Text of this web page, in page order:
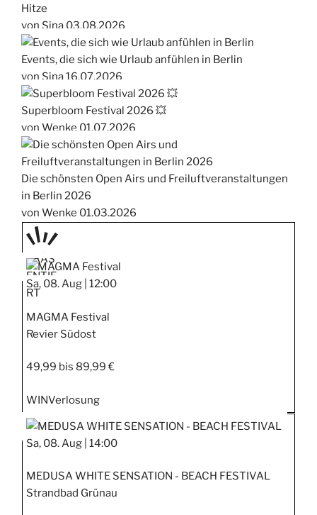
Hitze
von Sina 03.08.2026
Events, die sich wie Urlaub anfühlen in Berlin
von Sina16.07.2026
Superbloom Festival 2026 💥
von Wenke 01.07.2026
Die schönsten Open Airs und Freiluftveranstaltungen
in Berlin 2026
von Wenke 01.03.2026
PRÄS
ENTIE
RT
Sa, 08. Aug | 12:00
MAGMA Festival
Revier Südost
49,99 bis 89,99 €
WINVerlosung
Sa, 08. Aug | 14:00
MEDUSA WHITE SENSATION - BEACH FESTIVAL
Strandbad Grünau